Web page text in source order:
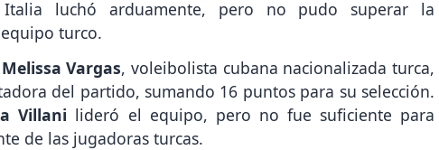
luchó arduamente, pero no pudo superar la
turco.
Melissa Vargas, voleibolista cubana nacionalizada turca,
del partido, sumando 16 puntos para su selección.
Villani lideró el equipo, pero no fue suficiente para
de las jugadoras turcas.